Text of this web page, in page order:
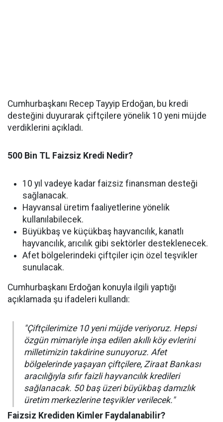
Cumhurbaşkanı Recep Tayyip Erdoğan, bu kredi
desteğini duyurarak çiftçilere yönelik 10 yeni müjde
verdiklerini açıkladı.
500 Bin TL Faizsiz Kredi Nedir?
10 yıl vadeye kadar faizsiz finansman desteği
sağlanacak.
Hayvansal üretim faaliyetlerine yönelik
kullanılabilecek.
Büyükbaş ve küçükbaş hayvancılık, kanatlı
hayvancılık, arıcılık gibi sektörler desteklenecek.
Afet bölgelerindeki çiftçiler için özel teşvikler
sunulacak.
Cumhurbaşkanı Erdoğan konuyla ilgili yaptığı
açıklamada şu ifadeleri kullandı:
"Çiftçilerimize 10 yeni müjde veriyoruz. Hepsi
özgün mimariyle inşa edilen akıllı köy evlerini
milletimizin takdirine sunuyoruz. Afet
bölgelerinde yaşayan çiftçilere, Ziraat Bankası
aracılığıyla sıfır faizli hayvancılık kredileri
sağlanacak. 50 baş üzeri büyükbaş damızlık
üretim merkezlerine teşvikler verilecek."
Faizsiz Krediden Kimler Faydalanabilir?